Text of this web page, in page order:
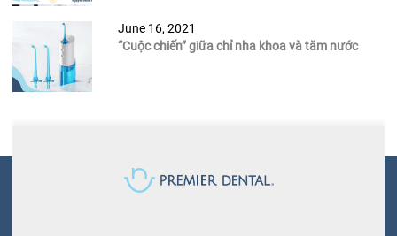
June 16, 2021
“Cuộc chiến” giữa chỉ nha khoa và tăm nước